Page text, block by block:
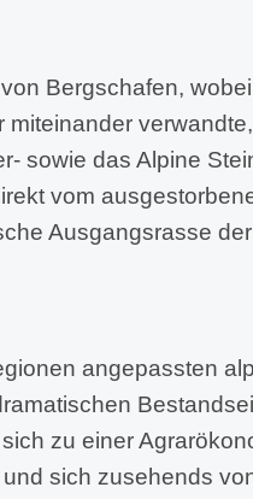
Bergschafen,
sowie das Alpine
vom
Ausgangsrasse
angepassten
zu einer
sich zusehends